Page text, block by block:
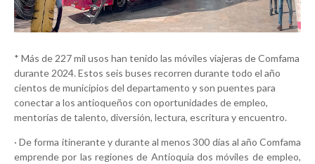
* Más de 227 mil usos han tenido las móviles viajeras de Comfama
durante 2024. Estos seis buses recorren durante todo el año
cientos de municipios del departamento y son puentes para
conectar a los antioqueños con oportunidades de empleo,
mentorías de talento, diversión, lectura, escritura y encuentro.
· De forma itinerante y durante al menos 300 días al año Comfama
emprende por las regiones de Antioquia dos móviles de empleo,